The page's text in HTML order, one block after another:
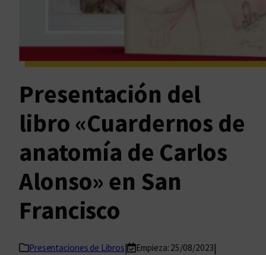
Presentación del
libro «Cuardernos de
anatomía de Carlos
Alonso» en San
Francisco
Presentaciones de Libros| Empieza: 25/08/2023|